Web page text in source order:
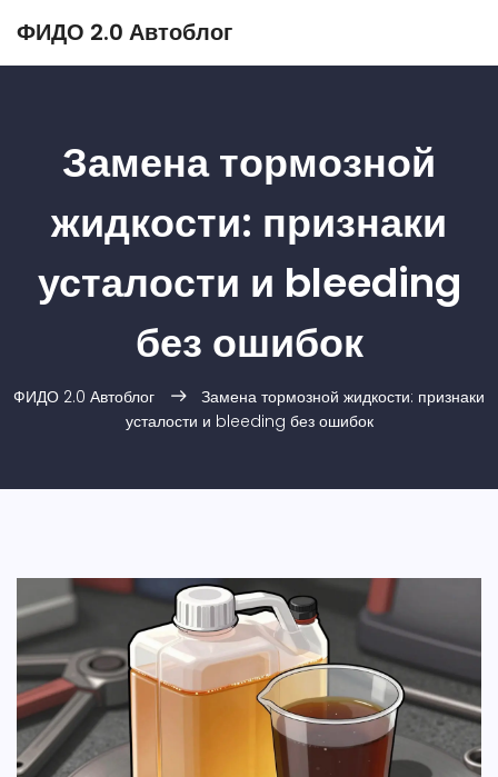
ФИДО 2.0 Автоблог
Замена тормозной
жидкости: признаки
усталости и bleeding
без ошибок
ФИДО 2.0 Автоблог
Замена тормозной жидкости: признаки
усталости и bleeding без ошибок